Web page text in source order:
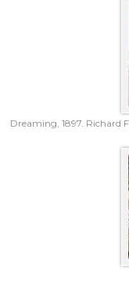
Dreaming, 1897. Richard